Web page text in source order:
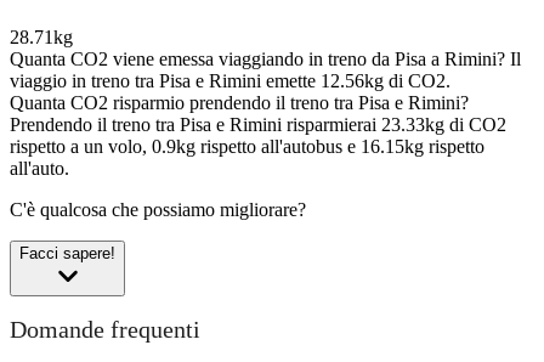
28.71kg
Quanta CO2 viene emessa viaggiando in treno da Pisa a Rimini? Il
viaggio in treno tra Pisa e Rimini emette 12.56kg di CO2.
Quanta CO2 risparmio prendendo il treno tra Pisa e Rimini?
Prendendo il treno tra Pisa e Rimini risparmierai 23.33kg di CO2
rispetto a un volo, 0.9kg rispetto all'autobus e 16.15kg rispetto
all'auto.
C'è qualcosa che possiamo migliorare?
Facci sapere!
Domande frequenti